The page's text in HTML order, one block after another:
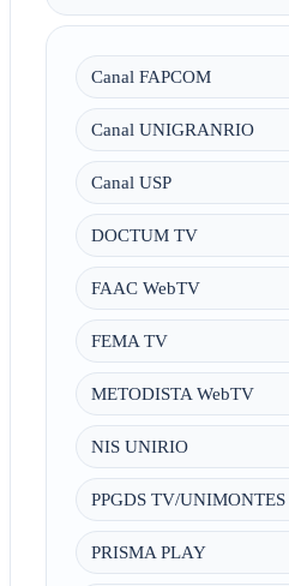
Canal FAPCOM
Canal UNIGRANRIO
Canal USP
DOCTUM TV
FAAC WebTV
FEMA TV
METODISTA WebTV
NIS UNIRIO
PPGDS TV/UNIMONTES
PRISMA PLAY